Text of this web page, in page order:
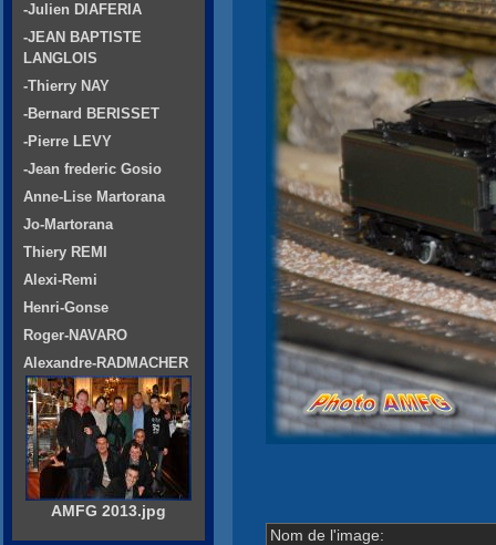
Nom de l'image:
-Julien DIAFERIA
-JEAN BAPTISTE
LANGLOIS
-Thierry NAY
-Bernard BERISSET
-Pierre LEVY
-Jean frederic Gosio
Anne-Lise Martorana
Jo-Martorana
Thiery REMI
Alexi-Remi
Henri-Gonse
Roger-NAVARO
Alexandre-RADMACHER
AMFG 2013.jpg